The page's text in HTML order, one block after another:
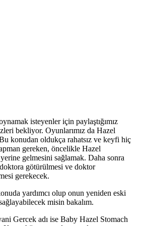
isteyenler için paylaştığımız
bekliyor. Oyunlarımız da Hazel
konudan oldukça rahatsız ve keyfi hiç
gereken, öncelikle Hazel
gelmesini sağlamak. Daha sonra
götürülmesi ve doktor
gerekecek.
yardımcı olup onun yeniden eski
sağlayabilecek misin bakalım.
Gercek adı ise Baby Hazel Stomach